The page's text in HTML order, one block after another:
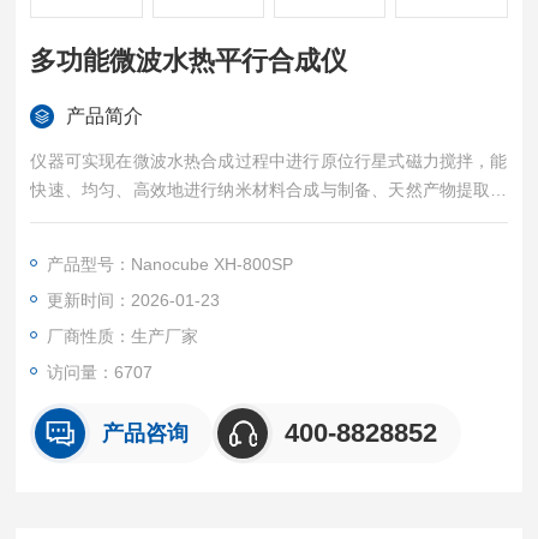
多功能微波水热平行合成仪
产品简介
仪器可实现在微波水热合成过程中进行原位行星式磁力搅拌，能
快速、均匀、高效地进行纳米材料合成与制备、天然产物提取与
有机化学合成，可通过精细调控反应体系内的温度、压力、时
好、均匀、分布窄、无团聚、晶型好、形貌可控等特点。
产品型号：Nanocube XH-800SP
更新时间：2026-01-23
厂商性质：生产厂家
访问量：6707
产品咨询 400-8828852